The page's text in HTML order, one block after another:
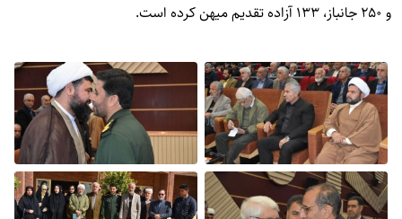
و ۲۵۰ جانباز، ۱۳۳ آزاده تقدیم میهن کرده است.